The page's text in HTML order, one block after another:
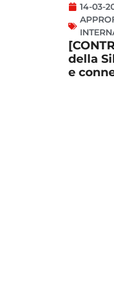
14-03-
della
e